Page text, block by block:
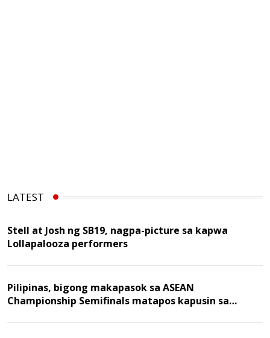
LATEST
Stell at Josh ng SB19, nagpa-picture sa kapwa
Lollapalooza performers
Pilipinas, bigong makapasok sa ASEAN
Championship Semifinals matapos kapusin sa